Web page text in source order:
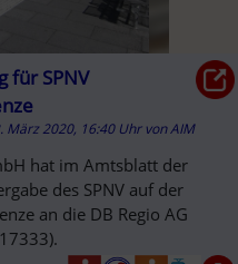
für SPNV
März 2020, 16:40 Uhr vonAIM
hat im Amtsblatt der
des SPNV auf der
an die DB Regio AG